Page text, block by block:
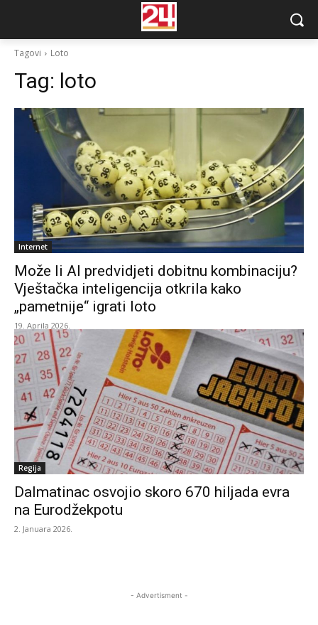
Tagovi Loto
Tag: loto
Internet
Može li AI predvidjeti dobitnu kombinaciju?
Vještačka inteligencija otkrila kako
„pametnije“ igrati loto
19. Aprila 2026.
Regija
Dalmatinac osvojio skoro 670 hiljada evra
na Eurodžekpotu
2. Januara 2026.
- Advertisment -